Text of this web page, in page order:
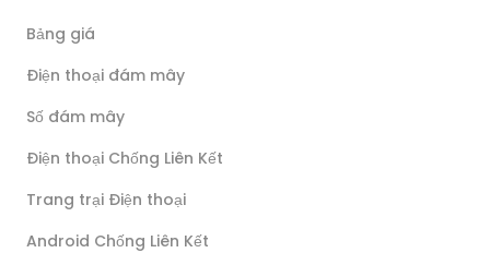
Bảng giá
Điện thoại đám mây
Số đám mây
Điện thoại Chống Liên Kết
Trang trại Điện thoại
Android Chống Liên Kết